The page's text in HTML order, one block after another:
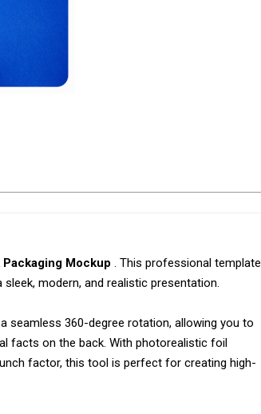
Packaging Mockup . This professional template
modern, and realistic presentation.
seamless 360-degree rotation, allowing you to
facts on the back. With photorealistic foil
factor, this tool is perfect for creating high-